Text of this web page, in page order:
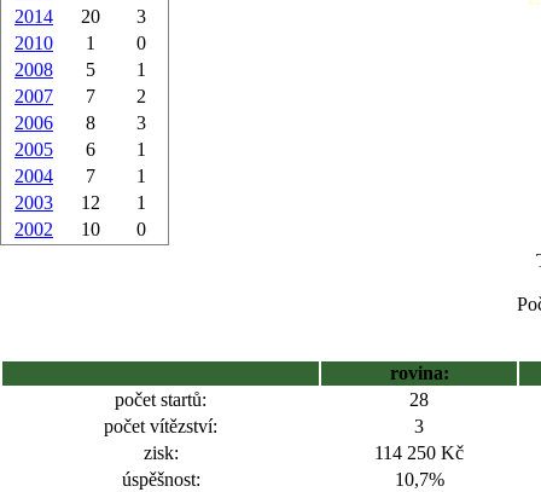
2014
20
3
2010
1
0
2008
5
1
2007
7
2
2006
8
3
2005
6
1
2004
7
1
2003
12
1
2002
10 0
rovina:
počet startů:
28
počet vítězství:
3
zisk:
114 250 Kč
úspěšnost:
10,7%